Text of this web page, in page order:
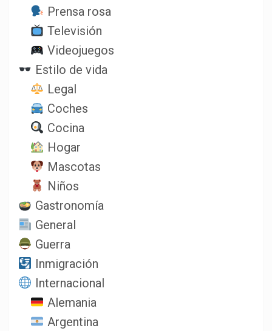
Prensa rosa
Televisión
Videojuegos
Estilo de vida
Legal
Coches
Cocina
Hogar
Mascotas
Niños
Gastronomía
General
Guerra
Inmigración
Internacional
Alemania
Argentina